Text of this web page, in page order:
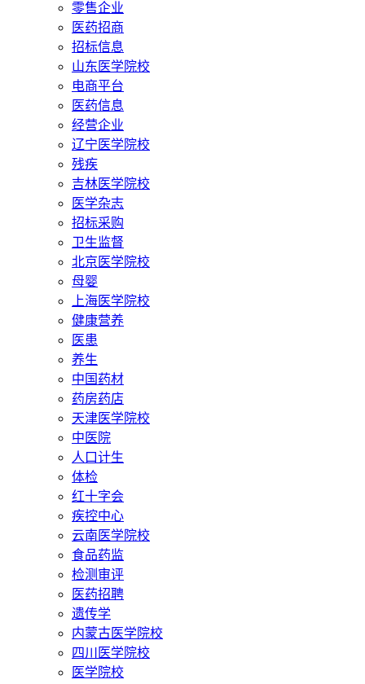
零售企业
医药招商
招标信息
山东医学院校
电商平台
医药信息
经营企业
辽宁医学院校
残疾
吉林医学院校
医学杂志
招标采购
卫生监督
北京医学院校
母婴
上海医学院校
健康营养
医患
养生
中国药材
药房药店
天津医学院校
中医院
人口计生
体检
红十字会
疾控中心
云南医学院校
食品药监
检测审评
医药招聘
遗传学
内蒙古医学院校
四川医学院校
医学院校